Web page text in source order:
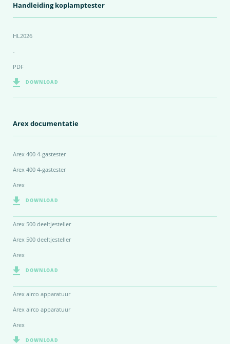
Handleiding koplamptester
HL2026
-
PDF
DOWNLOAD
Arex documentatie
Arex 400 4-gastester
Arex 400 4-gastester
Arex
DOWNLOAD
Arex 500 deeltjesteller
Arex 500 deeltjesteller
Arex
DOWNLOAD
Arex airco apparatuur
Arex airco apparatuur
Arex
DOWNLOAD